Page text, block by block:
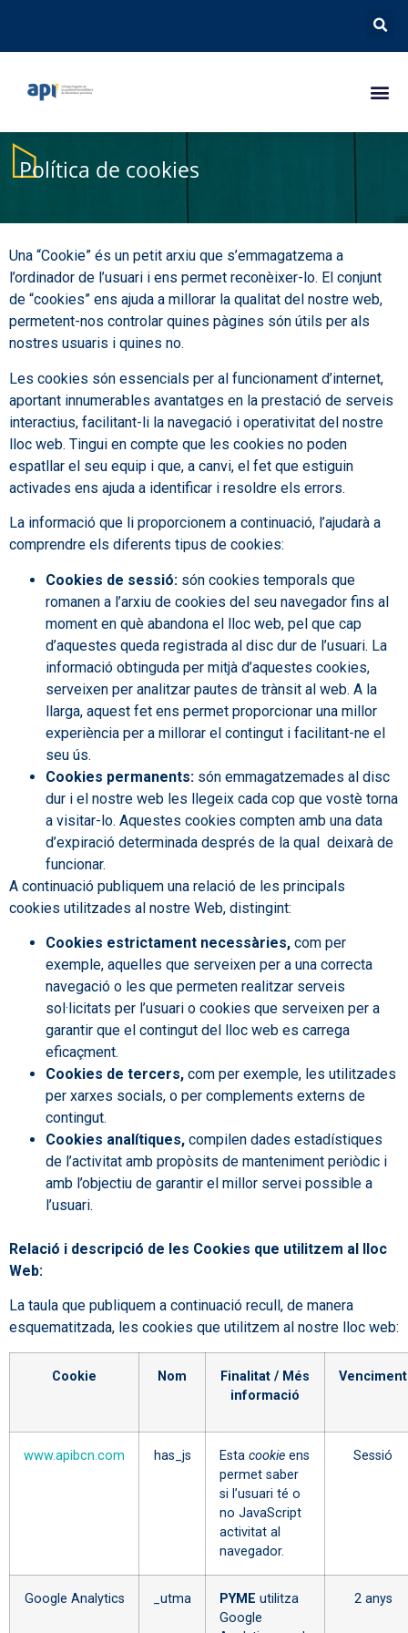
a
Política de cookies
Una “Cookie” és un petit arxiu que s’emmagatzema a
l’ordinador de l’usuari i ens permet reconèixer-lo. El conjunt
de “cookies” ens ajuda a millorar la qualitat del nostre web,
permetent-nos controlar quines pàgines són útils per als
nostres usuaris i quines no.
Les cookies són essencials per al funcionament d’internet,
aportant innumerables avantatges en la prestació de serveis
interactius, facilitant-li la navegació i operativitat del nostre
lloc web. Tingui en compte que les cookies no poden
espatllar el seu equip i que, a canvi, el fet que estiguin
activades ens ajuda a identificar i resoldre els errors.
La informació que li proporcionem a continuació, l’ajudarà a
comprendre els diferents tipus de cookies:
Cookies de sessió: són cookies temporals que
romanen a l’arxiu de cookies del seu navegador fins al
moment en què abandona el lloc web, pel que cap
d’aquestes queda registrada al disc dur de l’usuari. La
informació obtinguda per mitjà d’aquestes cookies,
serveixen per analitzar pautes de trànsit al web. A la
llarga, aquest fet ens permet proporcionar una millor
experiència per a millorar el contingut i facilitant-ne el
seu ús.
Cookies permanents: són emmagatzemades al disc
dur i el nostre web les llegeix cada cop que vostè torna
a visitar-lo. Aquestes cookies compten amb una data
d’expiració determinada després de la qual deixarà de
funcionar.
A continuació publiquem una relació de les principals
cookies utilitzades al nostre Web, distingint:
Cookies estrictament necessàries, com per
exemple, aquelles que serveixen per a una correcta
navegació o les que permeten realitzar serveis
sol·licitats per l’usuari o cookies que serveixen per a
garantir que el contingut del lloc web es carrega
eficaçment.
Cookies de tercers, com per exemple, les utilitzades
per xarxes socials, o per complements externs de
contingut.
Cookies analítiques, compilen dades estadístiques
de l’activitat amb propòsits de manteniment periòdic i
amb l’objectiu de garantir el millor servei possible a
l’usuari.
Relació i descripció de les Cookies que utilitzem al lloc
Web:
La taula que publiquem a continuació recull, de manera
esquematitzada, les cookies que utilitzem al nostre lloc web:
Cookie Nom
Finalitat / Més
informació
Venciment
www.apibcn.com has_js Esta cookie ens
permet saber
si l’usuari té o
no JavaScript
activitat al
navegador.
Sessió
Google Analytics _utma PYME utilitza
Google
2 anys